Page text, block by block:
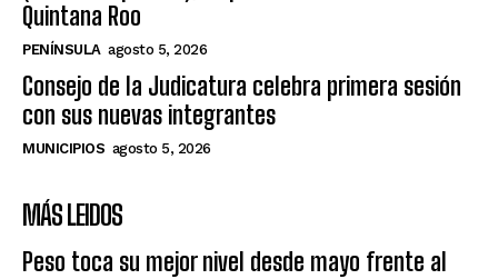
PENÍNSULA agosto 5, 2026
Consejo de la Judicatura celebra primera sesión
con sus nuevas integrantes
MUNICIPIOS agosto 5, 2026
Peso toca su mejor nivel desde mayo frente al
dólar, pero modera ganancias al cierre